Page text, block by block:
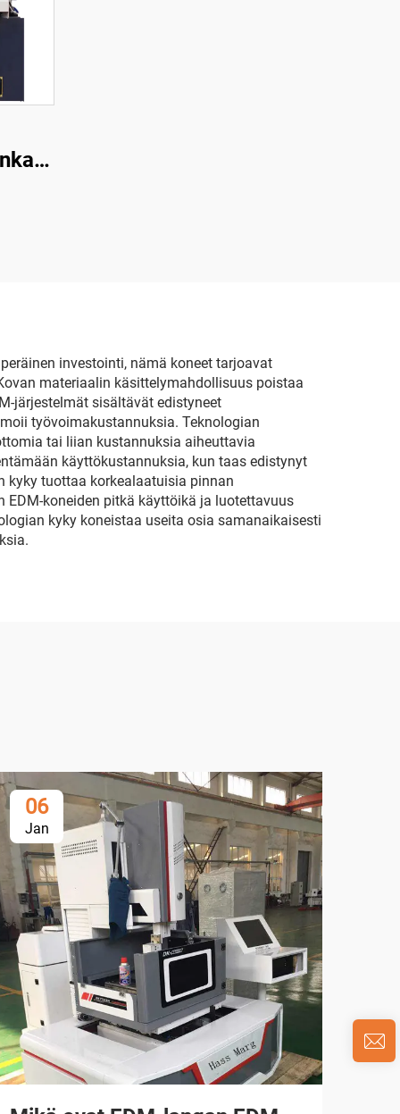
investointi, nämä koneet tarjoavat
materiaalin käsittelymahdollisuus poistaa
järjestelmät sisältävät edistyneet
työvoimakustannuksia. Teknologian
tai liian kustannuksia aiheuttavia
käyttökustannuksia, kun taas edistynyt
kyky tuottaa korkealaatuisia pinnan
koneiden pitkä käyttöikä ja luotettavuus
kyky koneistaa useita osia samanaikaisesti
06
Jan